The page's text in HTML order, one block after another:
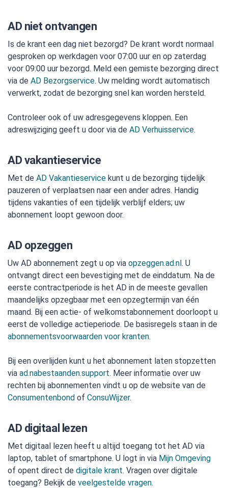
AD niet ontvangen
Is de krant een dag niet bezorgd? De krant wordt normaal
gesproken op werkdagen voor 07:00 uur en op zaterdag
voor 09:00 uur bezorgd. Meld een gemiste bezorging direct
via de AD Bezorgservice. Uw melding wordt automatisch
verwerkt, zodat de bezorging snel kan worden hersteld.
Controleer ook of uw adresgegevens kloppen. Een
adreswijziging geeft u door via de AD Verhuisservice.
AD vakantieservice
Met de AD Vakantieservice kunt u de bezorging tijdelijk
pauzeren of verplaatsen naar een ander adres. Handig
tijdens vakanties of een tijdelijk verblijf elders; uw
abonnement loopt gewoon door.
AD opzeggen
Uw AD abonnement zegt u op via opzeggen.ad.nl. U
ontvangt direct een bevestiging met de einddatum. Na de
eerste contractperiode is het AD in de meeste gevallen
maandelijks opzegbaar met een opzegtermijn van één
maand. Bij een actie- of welkomstabonnement doorloopt u
eerst de volledige actieperiode. De basisregels staan in de
abonnementsvoorwaarden voor kranten.
Bij een overlijden kunt u het abonnement laten stopzetten
via ad.nabestaanden.support. Meer informatie over uw
rechten bij abonnementen vindt u op de website van de
Consumentenbond of ConsuWijzer.
AD digitaal lezen
Met digitaal lezen heeft u altijd toegang tot het AD via
laptop, tablet of smartphone. U logt in via Mijn Omgeving
of opent direct de digitale krant. Vragen over digitale
toegang? Bekijk de veelgestelde vragen.